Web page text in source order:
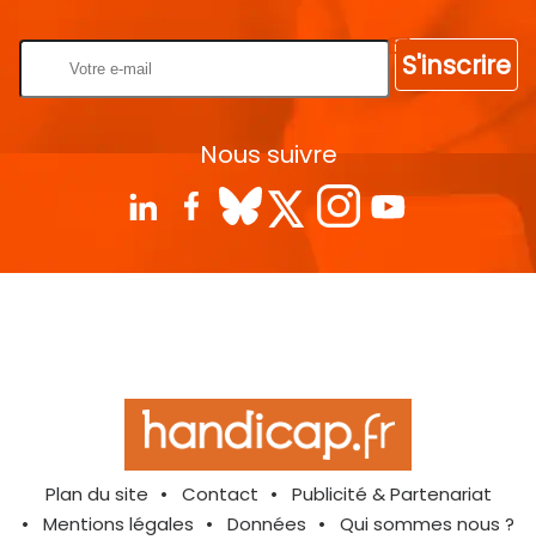
S'inscrire
Nous suivre
Plan du site Contact
Publicité & Partenariat
Mentions légales
Données Qui sommes nous ?